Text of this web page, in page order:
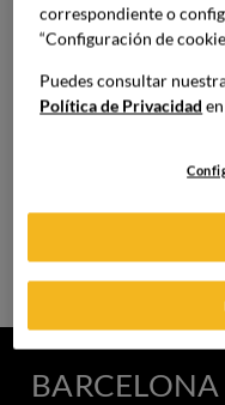
MÁSTERS
equipos y
correspondiente o
“Configuración de
Puedes consultar
Política de Privacidad